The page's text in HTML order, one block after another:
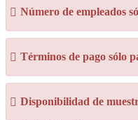
Número de empleados
Términos de pago sólo
Disponibilidad de